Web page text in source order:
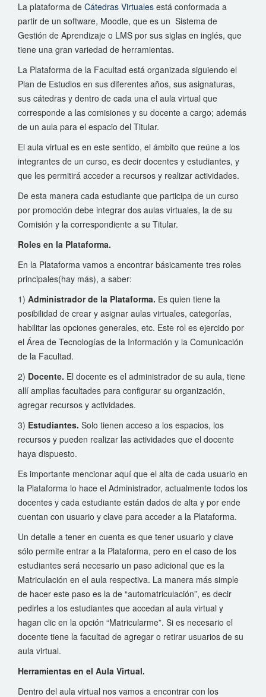
La plataforma de Cátedras Virtuales está conformada a
partir de un software, Moodle, que es un Sistema de
Gestión de Aprendizaje o LMS por sus siglas en inglés, que
tiene una gran variedad de herramientas.
La Plataforma de la Facultad está organizada siguiendo el
Plan de Estudios en sus diferentes años, sus asignaturas,
sus cátedras y dentro de cada una el aula virtual que
corresponde a las comisiones y su docente a cargo; además
de un aula para el espacio del Titular.
El aula virtual es en este sentido, el ámbito que reúne a los
integrantes de un curso, es decir docentes y estudiantes, y
que les permitirá acceder a recursos y realizar actividades.
De esta manera cada estudiante que participa de un curso
por promoción debe integrar dos aulas virtuales, la de su
Comisión y la correspondiente a su Titular.
Roles en la Plataforma.
En la Plataforma vamos a encontrar básicamente tres roles
principales(hay más), a saber:
1) Administrador de la Plataforma. Es quien tiene la
posibilidad de crear y asignar aulas virtuales, categorías,
habilitar las opciones generales, etc. Este rol es ejercido por
el Área de Tecnologías de la Información y la Comunicación
de la Facultad.
2) Docente. El docente es el administrador de su aula, tiene
allí amplias facultades para configurar su organización,
agregar recursos y actividades.
3) Estudiantes. Solo tienen acceso a los espacios, los
recursos y pueden realizar las actividades que el docente
haya dispuesto.
Es importante mencionar aquí que el alta de cada usuario en
la Plataforma lo hace el Administrador, actualmente todos los
docentes y cada estudiante están dados de alta y por ende
cuentan con usuario y clave para acceder a la Plataforma.
Un detalle a tener en cuenta es que tener usuario y clave
sólo permite entrar a la Plataforma, pero en el caso de los
estudiantes será necesario un paso adicional que es la
Matriculación en el aula respectiva. La manera más simple
de hacer este paso es la de “automatriculación”, es decir
pedirles a los estudiantes que accedan al aula virtual y
hagan clic en la opción “Matricularme”. Si es necesario el
docente tiene la facultad de agregar o retirar usuarios de su
aula virtual.
Herramientas en el Aula Virtual.
Dentro del aula virtual nos vamos a encontrar con los